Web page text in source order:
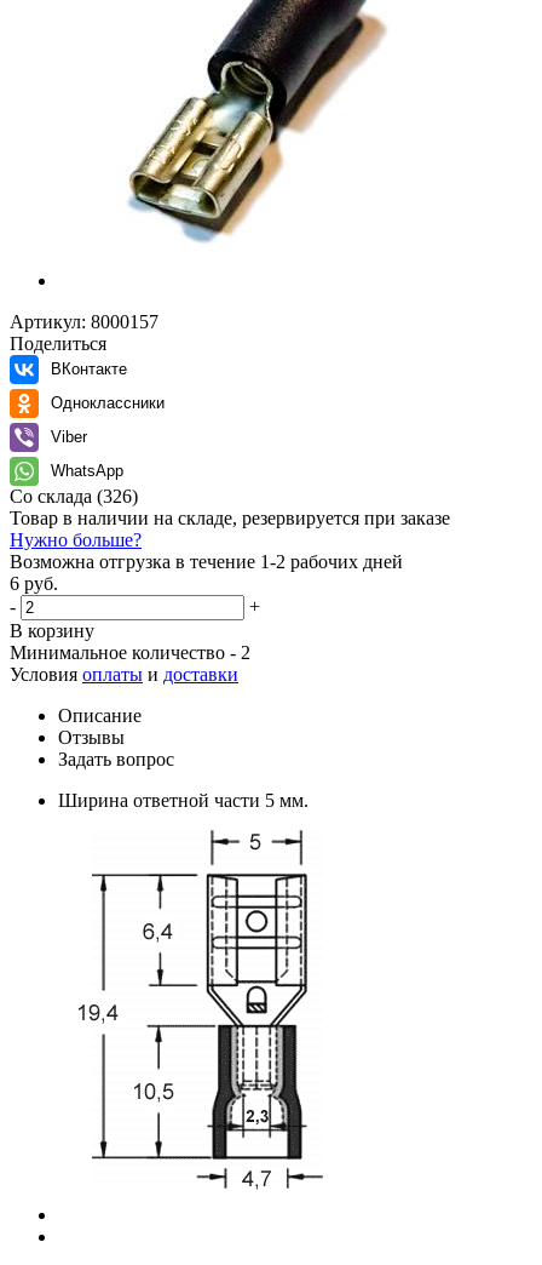
Артикул: 8000157
Поделиться
ВКонтакте
Одноклассники
Viber
WhatsApp
Со склада (326)
Товар в наличии на складе, резервируется при заказе
Нужно больше?
Возможна отгрузка в течение 1-2 рабочих дней
6 руб.
-
+
В корзину
Минимальное количество - 2
Условия оплаты и доставки
Описание
Отзывы
Задать вопрос
Ширина ответной части 5 мм.